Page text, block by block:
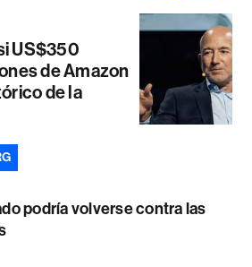
US$350
de Amazon
de la
podría volverse contra las